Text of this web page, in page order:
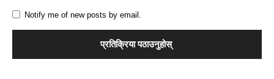
Notify me of new posts by email.